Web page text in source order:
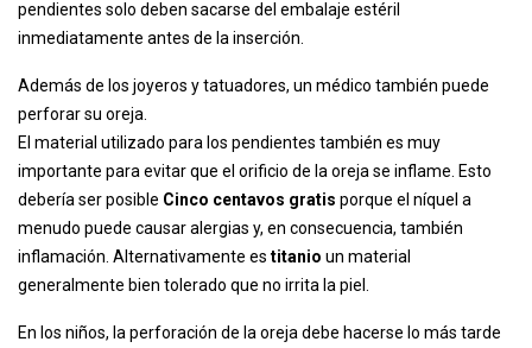
pendientes solo deben sacarse del embalaje estéril
inmediatamente antes de la inserción.
Además de los joyeros y tatuadores, un médico también puede
perforar su oreja.
El material utilizado para los pendientes también es muy
importante para evitar que el orificio de la oreja se inflame. Esto
debería ser posible Cinco centavos gratis porque el níquel a
menudo puede causar alergias y, en consecuencia, también
inflamación. Alternativamente es titanio un material
generalmente bien tolerado que no irrita la piel.
En los niños, la perforación de la oreja debe hacerse lo más tarde